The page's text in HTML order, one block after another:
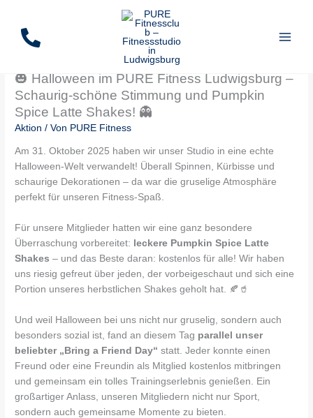
springen
🎃 Halloween im PURE Fitness Ludwigsburg –
Schaurig-schöne Stimmung und Pumpkin
Spice Latte Shakes! 👻
Aktion / Von PURE Fitness
Am 31. Oktober 2025 haben wir unser Studio in eine echte
Halloween-Welt verwandelt! Überall Spinnen, Kürbisse und
schaurige Dekorationen – da war die gruselige Atmosphäre
perfekt für unseren Fitness-Spaß.
Für unsere Mitglieder hatten wir eine ganz besondere
Überraschung vorbereitet: leckere Pumpkin Spice Latte
Shakes – und das Beste daran: kostenlos für alle! Wir haben
uns riesig gefreut über jeden, der vorbeigeschaut und sich eine
Portion unseres herbstlichen Shakes geholt hat. 🍂🥤
Und weil Halloween bei uns nicht nur gruselig, sondern auch
besonders sozial ist, fand an diesem Tag parallel unser
beliebter „Bring a Friend Day“ statt. Jeder konnte einen
Freund oder eine Freundin als Mitglied kostenlos mitbringen
und gemeinsam ein tolles Trainingserlebnis genießen. Ein
großartiger Anlass, unseren Mitgliedern nicht nur Sport,
sondern auch gemeinsame Momente zu bieten.